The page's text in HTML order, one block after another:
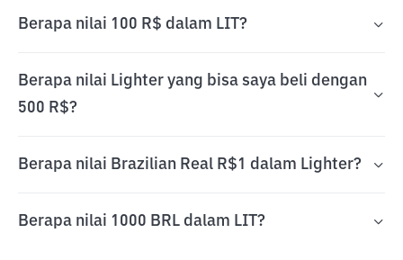
Berapa nilai 100 R$ dalam LIT?
Berapa nilai Lighter yang bisa saya beli dengan
500 R$?
Berapa nilai Brazilian Real R$1 dalam Lighter?
Berapa nilai 1000 BRL dalam LIT?